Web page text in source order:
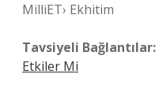
MilliET› Ekhitim
Tavsiyeli Bağlantılar:
Etkiler Mi